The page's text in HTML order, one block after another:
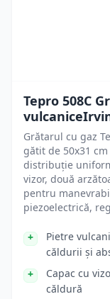
Tepro 508C
Grătarul cu gaz
gătit de 50x31
distribuție
vizor, două
pentru
piezoelectrică,
Pietre
căldurii și
Capac cu
căldură